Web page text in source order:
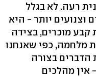
רעה. לא בגלל
וצנועים יותר - היא
קבע מוכרים, בצידה
מלחמה, כפי שאנחנו
הדברים בצורה
אין מהלכים